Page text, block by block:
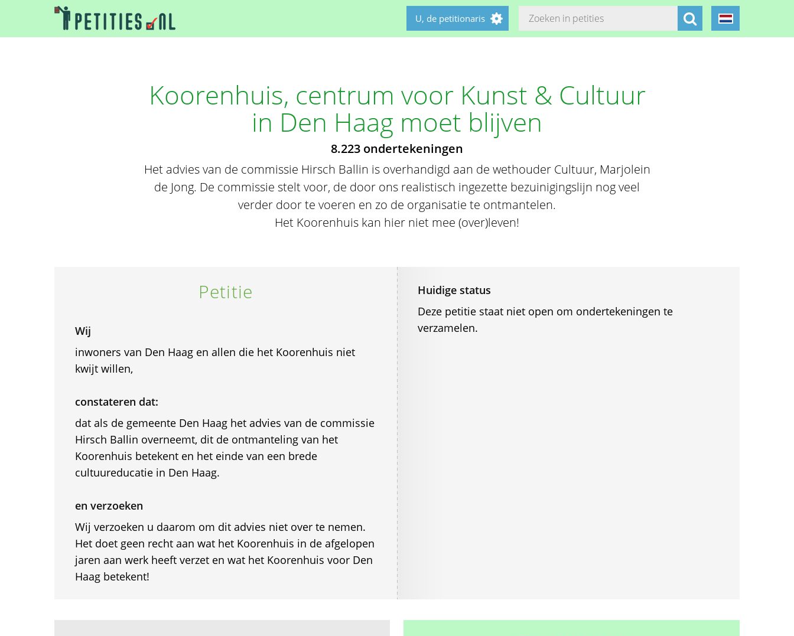
U, de petitionaris
Koorenhuis, centrum voor Kunst & Cultuur
in Den Haag moet blijven
8.223 ondertekeningen
Het advies van de commissie Hirsch Ballin is overhandigd aan de wethouder Cultuur, Marjolein
de Jong. De commissie stelt voor, de door ons realistisch ingezette bezuinigingslijn nog veel
verder door te voeren en zo de organisatie te ontmantelen.
Het Koorenhuis kan hier niet mee (over)leven!
Petitie
Wij
inwoners van Den Haag en allen die het Koorenhuis niet
kwijt willen,
constateren dat:
dat als de gemeente Den Haag het advies van de commissie
Hirsch Ballin overneemt, dit de ontmanteling van het
Koorenhuis betekent en het einde van een brede
cultuureducatie in Den Haag.
en verzoeken
Wij verzoeken u daarom om dit advies niet over te nemen.
Het doet geen recht aan wat het Koorenhuis in de afgelopen
jaren aan werk heeft verzet en wat het Koorenhuis voor Den
Haag betekent!
Huidige status
Deze petitie staat niet open om ondertekeningen te
verzamelen.